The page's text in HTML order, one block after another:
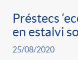
Préstecs
en estalvi
25/08/2020